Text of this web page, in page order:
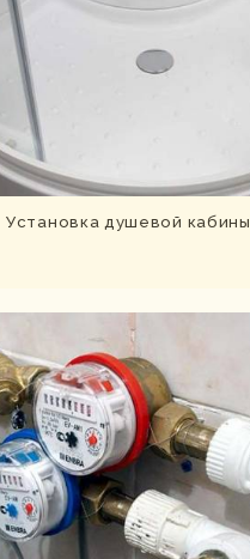
Установка душевой кабины